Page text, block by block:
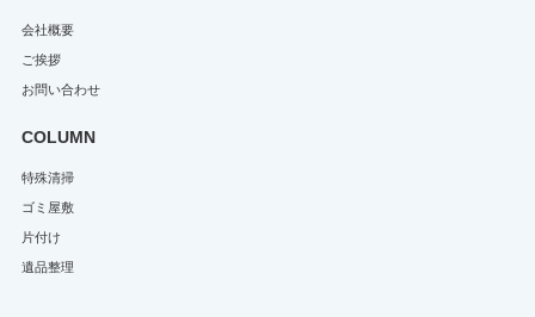
会社概要
ご挨拶
お問い合わせ
COLUMN
特殊清掃
ゴミ屋敷
片付け
遺品整理